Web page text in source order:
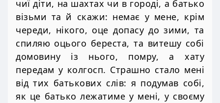
чиї діти, на шахтах чи в городі, а батько
візьми та й скажи: немає у мене, крім
череди, нікого, оце допасу до зими, та
спиляю оцього береста, та витешу собі
домовину із нього, помру, а хату
передам у колгосп. Страшно стало мені
від тих батькових слів: я подумав собі,
як це батько лежатиме у мені, у своєму